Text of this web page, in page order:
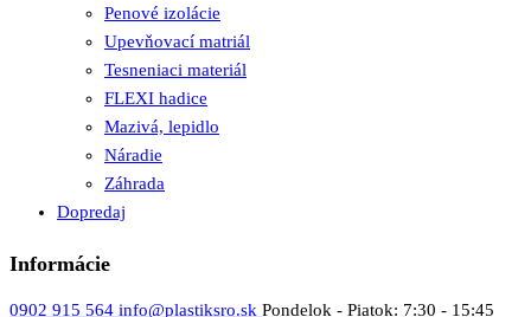
Penové izolácie
Upevňovací matriál
Tesneniaci materiál
FLEXI hadice
Mazivá, lepidlo
Náradie
Záhrada
Dopredaj
Informácie
0902 915 564 info@plastiksro.sk Pondelok - Piatok: 7:30 - 15:45